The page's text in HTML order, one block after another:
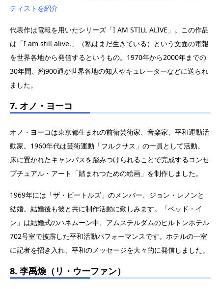
ティストを紹介
代表作は電報を用いたシリーズ「I AM STILL ALIVE」。この作品
は「I am still alive.」（私はまだ生きている）という文面の電報
を世界各地から発信するというもの。1970年から2000年までの
30年間、約900通が世界各地の知人やキュレーターなどに送られ
ました。
7. オノ・ヨーコ
オノ・ヨーコは東京都生まれの前衛芸術家、音楽家、平和運動活
動家。1960年代は芸術運動「フルクサス」の一員として活動。
床に置かれたキャンパスを踏みつけられることで完成するコンセ
プチュアル・アート「踏まれつための絵画」を制作しました。
1969年には「ザ・ビートルズ」のメンバー、ジョン・レノンと
結婚。結婚後も彼と共に制作活動に勤しみます。「ベッド・イ
ン」は結婚式のハネムーン中、アムステルダムのヒルトンホテル
702号室で披露した平和活動パフォーマンスです。ホテルの一室
に記者を招き入れ、平和のメッセージを大々的に発信しました。
8. 李禹煥（リ・ウーファン）